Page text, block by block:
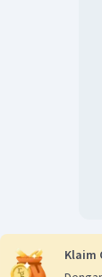
Klaim